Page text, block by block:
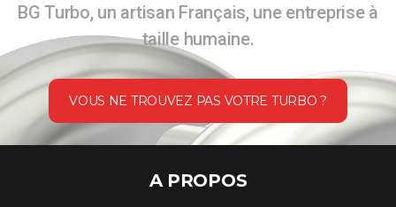
BG Turbo, un artisan Français, une entreprise à
taille humaine.
VOUS NE TROUVEZ PAS VOTRE TURBO ?
A PROPOS